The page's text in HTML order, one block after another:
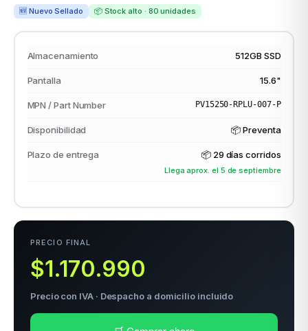
🆕 Nuevo Sellado 📦 Stock alto · 80 unidades
Almacenamiento 512GB SSD
Pantalla 15.6"
MPN / Part Number PV15250-RPLU-007-P
Disponibilidad 📦 Preventa
Plazo de entrega 📦 29 días corridos
Llega aprox. el 5 de septiembre
PRECIO FINAL
$1.170.990
Precio con IVA · Despacho a domicilio incluido